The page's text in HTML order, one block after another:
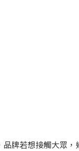
品牌若想接觸大眾，